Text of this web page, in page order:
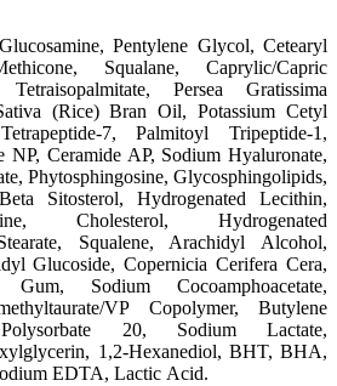
Pentylene Glycol, Cetearyl
Squalane, Caprylic/Capric
Persea Gratissima
(Rice) Bran Oil, Potassium Cetyl
7, Palmitoyl Tripeptide-1,
NP, Ceramide AP, Sodium Hyaluronate,
Phytosphingosine, Glycosphingolipids,
Sitosterol, Hydrogenated Lecithin,
Cholesterol, Hydrogenated
Squalene, Arachidyl Alcohol,
Glucoside, Copernicia Cerifera Cera,
Gum, Sodium Cocoamphoacetate,
VP Copolymer, Butylene
20, Sodium Lactate,
1,2-Hexanediol, BHT, BHA,
EDTA, Lactic Аcid.